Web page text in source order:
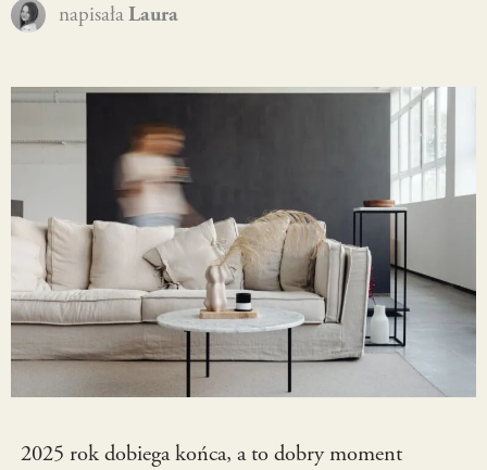
napisałaLaura
2025 rok dobiega końca, a to dobry moment